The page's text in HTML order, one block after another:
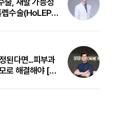
술, 재발 가능성
렙수술(HoLEP)
된다면...피부과
로 해결해야 [변